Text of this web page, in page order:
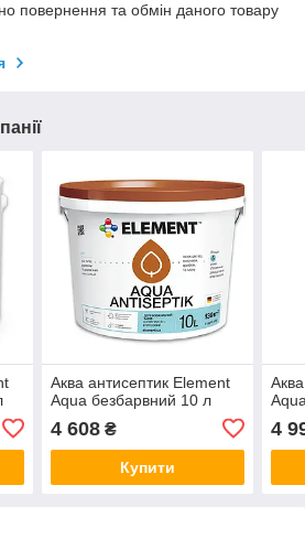
повернення та обмін даного товару
Аква антисептик Element
Aqua безбарвний 10 л
4 608₴
Купити
4